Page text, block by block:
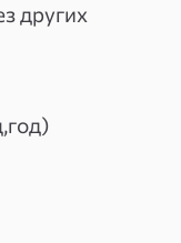
и дату
по
связь.Что
и тревоги///
причины///
других